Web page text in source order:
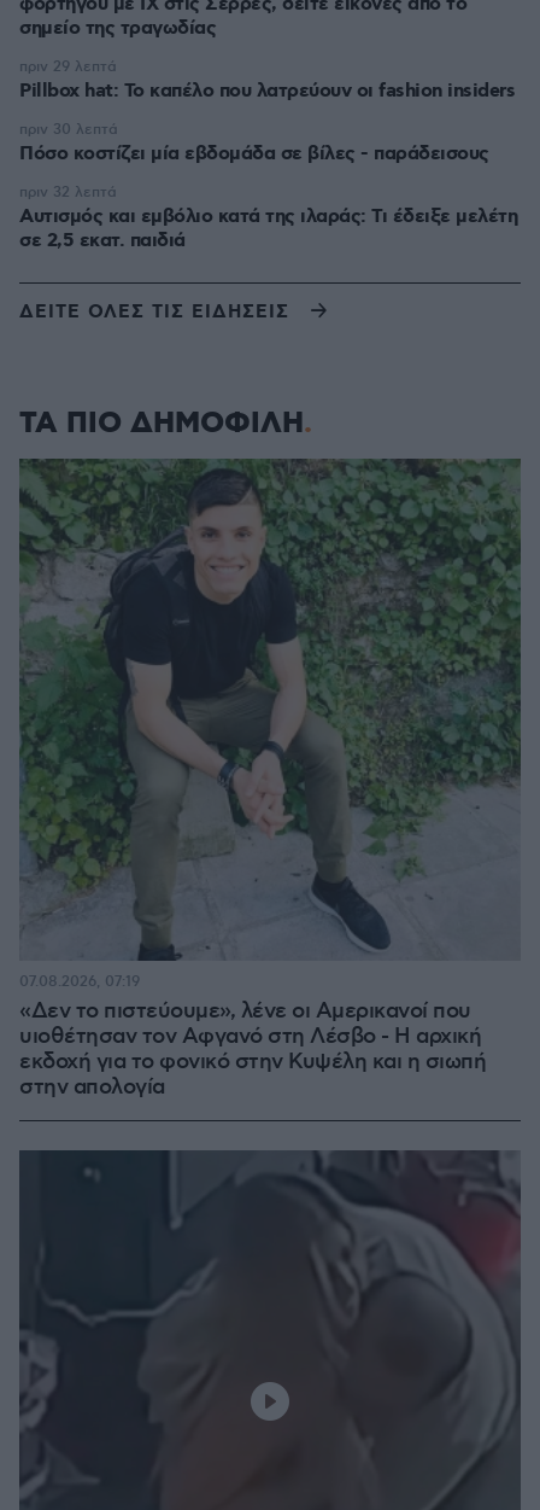
σημείο της τραγωδίας
Pillbox hat: Το καπέλο που λατρεύουν οι fashion insiders
πριν 29 λεπτά
Πόσο κοστίζει μία εβδομάδα σε βίλες - παράδεισους
πριν 30 λεπτά
Αυτισμός και εμβόλιο κατά της ιλαράς: Τι έδειξε μελέτη
σε 2,5 εκατ. παιδιά
πριν 32 λεπτά
ΔΕΙΤΕ ΟΛΕΣ ΤΙΣ ΕΙΔΗΣΕΙΣ
ΤΑ ΠΙΟ ΔΗΜΟΦΙΛΗ
«Δεν το πιστεύουμε», λένε οι Αμερικανοί που
υιοθέτησαν τον Αφγανό στη Λέσβο - Η αρχική
εκδοχή για το φονικό στην Κυψέλη και η σιωπή
στην απολογία
07.08.2026, 07:19